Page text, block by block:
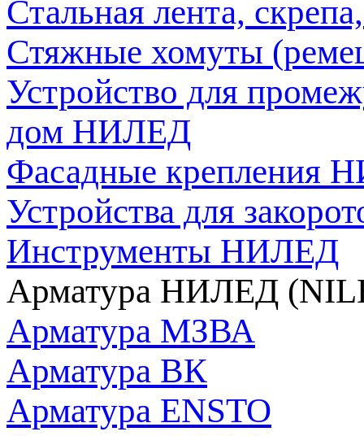
Стальная лента,
Стяжные хомуты
Устройство для
дом НИЛЕД
Фасадные крепления
Устройства для
Инструменты НИЛЕД
Арматура НИЛЕД
Арматура МЗВА
Арматура ВК
Арматура ENSTO